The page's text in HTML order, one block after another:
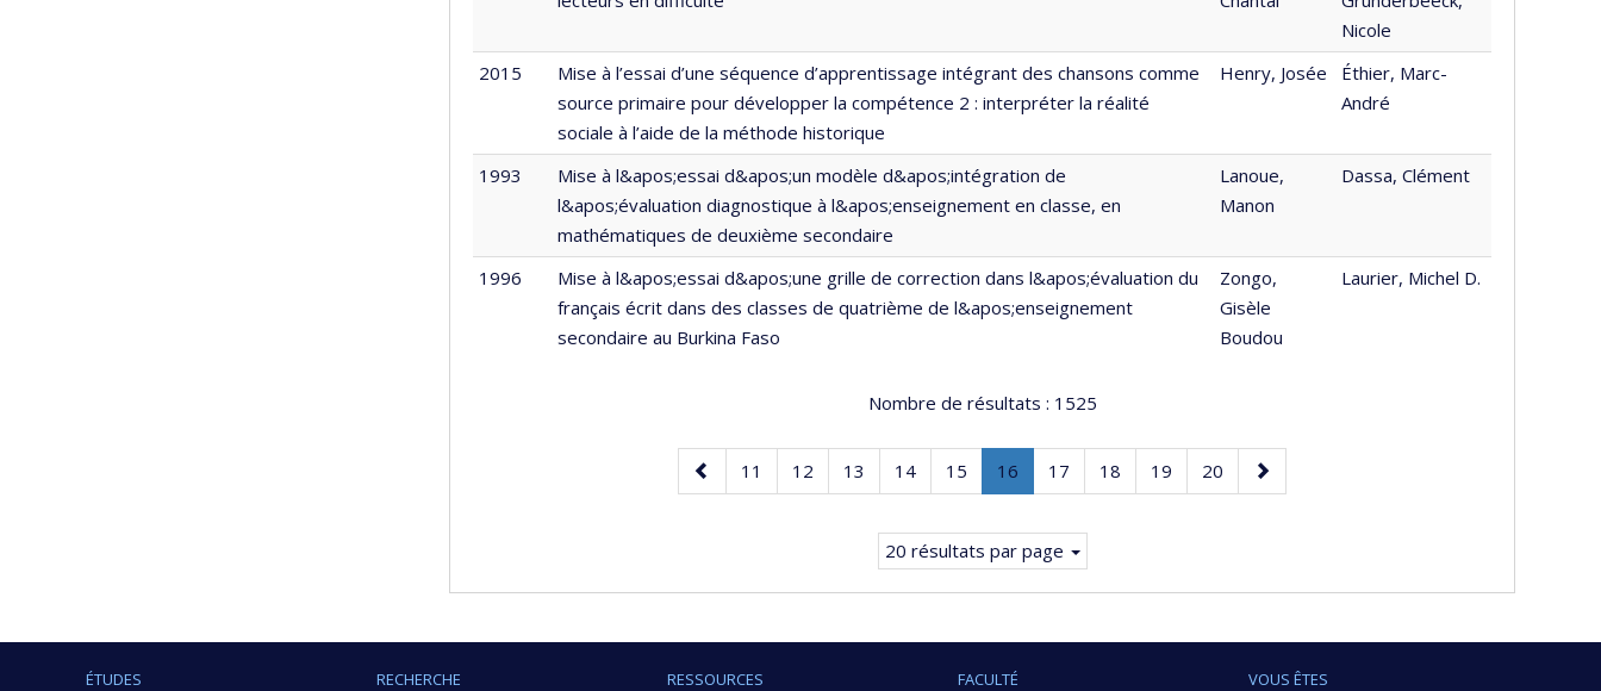
Nicole
2015
Mise à l’essai d’une séquence d’apprentissage intégrant des chansons comme
source primaire pour développer la compétence 2 : interpréter la réalité
sociale à l’aide de la méthode historique
Henry, Josée
Éthier, Marc-
André
1993
Mise à l&apos;essai d&apos;un modèle d&apos;intégration de
l&apos;évaluation diagnostique à l&apos;enseignement en classe, en
mathématiques de deuxième secondaire
Lanoue,
Manon
Dassa, Clément
1996
Mise à l&apos;essai d&apos;une grille de correction dans l&apos;évaluation du
français écrit dans des classes de quatrième de l&apos;enseignement
secondaire au Burkina Faso
Zongo,
Gisèle
Boudou
Laurier, Michel D.
Nombre de résultats : 1525
Page
précédente
Page
11 Page
12 Page
13 Page
14 Page
15 Page
16
Page
courante.
Page
17 Page
18 Page
19 Page
20
Page
suivante
20 résultats par page
ÉTUDES RECHERCHE RESSOURCES FACULTÉ VOUS ÊTES